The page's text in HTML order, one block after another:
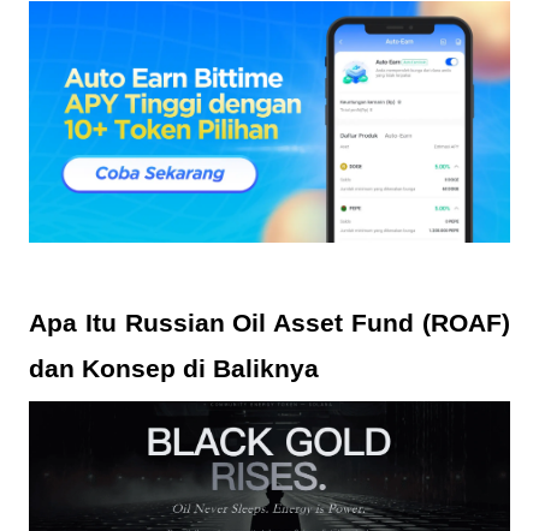
Apa Itu Russian Oil Asset Fund (ROAF)
dan Konsep di Baliknya